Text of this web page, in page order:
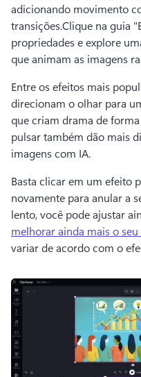
adicionando movimento
transições.Clique na guia
propriedades e explore
que animam as imagens
Entre os efeitos mais
direcionam o olhar para
que criam drama de
pulsar também dão mais
imagens com IA.
Basta clicar em um efeito
novamente para anular a
melhorar ainda mais o
variar de acordo com o